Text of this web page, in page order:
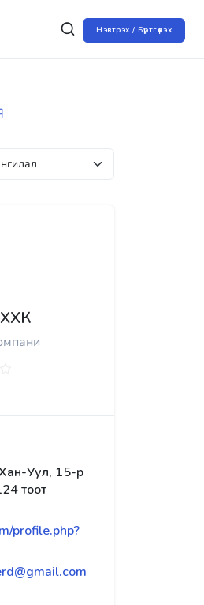
Нэвтрэх / Бүртгүүлэх
Уул, 15-р
тоот
profile.php?